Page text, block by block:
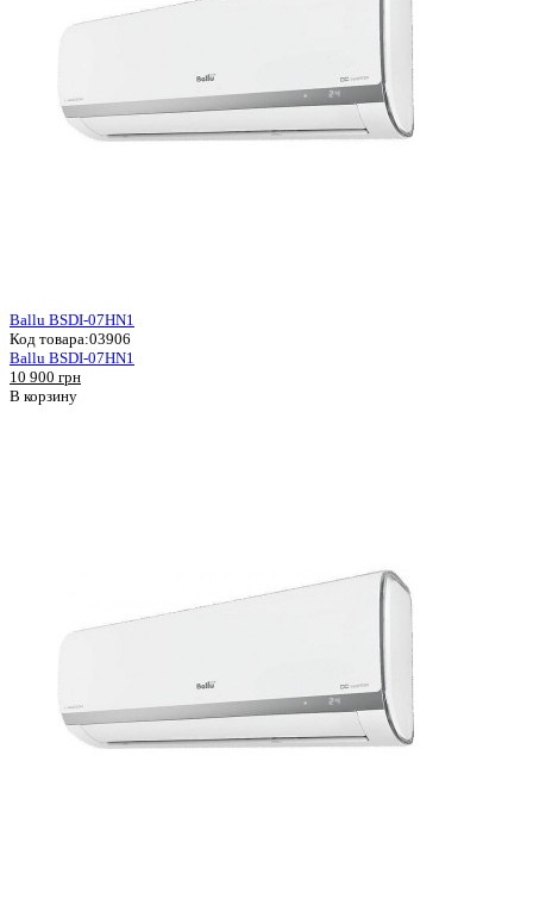
Ballu BSDI-07HN1
Код товара:03906
Ballu BSDI-07HN1
10 900 грн
В корзину